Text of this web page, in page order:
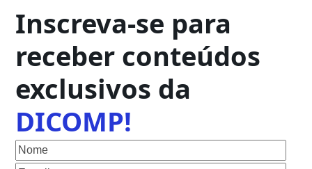
Inscreva-se para
receber conteúdos
exclusivos da
DICOMP!